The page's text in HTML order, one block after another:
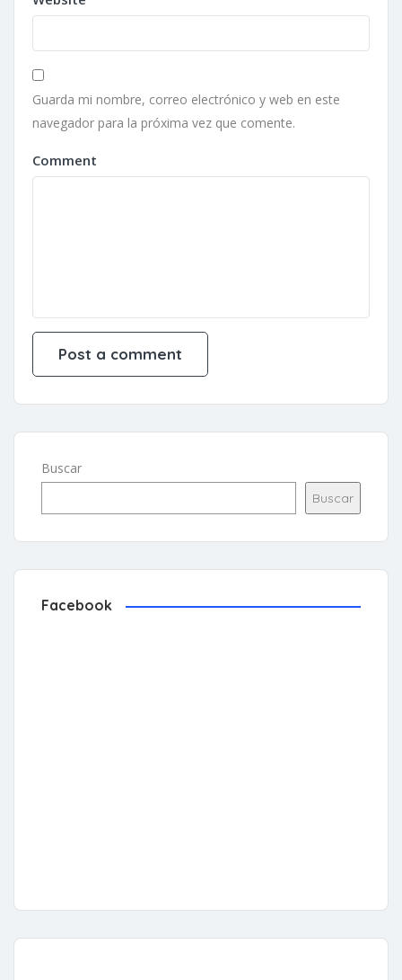
Guarda mi nombre, correo electrónico y web en este
navegador para la próxima vez que comente.
Comment
Buscar
Buscar
Facebook